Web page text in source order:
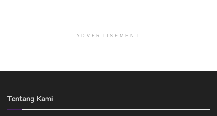
ADVERTISEMENT
Tentang Kami